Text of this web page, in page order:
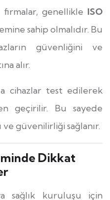
firmalar, genellikle ISO
sahip olmalıdır. Bu
güvenliğini ve
alır.
cihazlar test edilerek
geçirilir. Bu sayede
güvenilirliği sağlanır.
Dikkat
sağlık kuruluşu için